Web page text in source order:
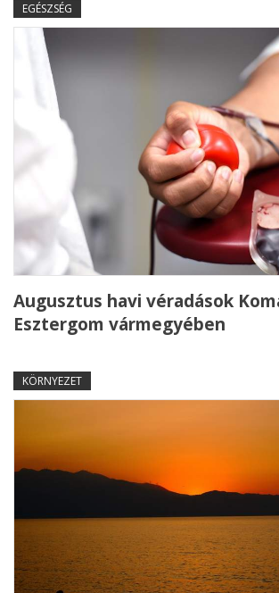
EGÉSZSÉG
Augusztus havi véradások
Esztergom vármegyében
KÖRNYEZET